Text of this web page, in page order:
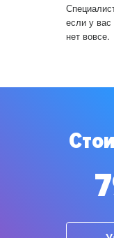
если у
нет вовсе.